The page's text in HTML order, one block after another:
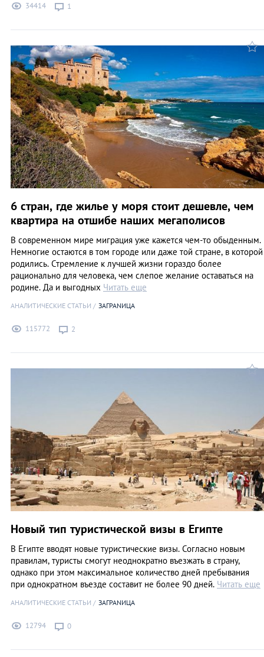
34414 1
6 стран, где жилье у моря стоит дешевле, чем
квартира на отшибе наших мегаполисов
В современном мире миграция уже кажется чем-то обыденным.
Немногие остаются в том городе или даже той стране, в которой
родились. Стремление к лучшей жизни гораздо более
рационально для человека, чем слепое желание оставаться на
родине. Да и выгодных Читать еще
АНАЛИТИЧЕСКИЕ СТАТЬИ ЗАГРАNИЦА
115772 2
Новый тип туристической визы в Египте
В Египте вводят новые туристические визы. Согласно новым
правилам, туристы смогут неоднократно въезжать в страну,
однако при этом максимальное количество дней пребывания
при однократном въезде составит не более 90 дней. Читать еще
АНАЛИТИЧЕСКИЕ СТАТЬИ ЗАГРАNИЦА
12794 0